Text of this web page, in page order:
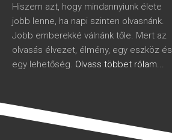
Hiszem azt, hogy mindannyiunk élete
jobb lenne, ha napi szinten olvasnánk.
Jobb emberekké válnánk tőle. Mert az
olvasás élvezet, élmény, egy eszköz és
egy lehetőség. Olvass többet rólam...